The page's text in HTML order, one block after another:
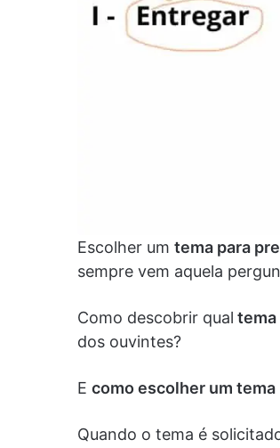
Escolher um tema para
sempre vem aquela
Como descobrir qual tema
dos ouvintes?
E como escolher um tema
Quando o tema é